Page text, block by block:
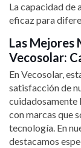
La capacidad de
eficaz para
Las Mejores
Vecosolar:
En Vecosolar,
satisfacción de
cuidadosamente
con marcas que
tecnología. En
destacamos